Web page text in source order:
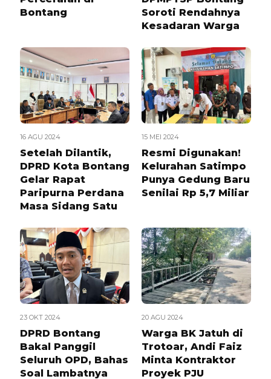
Bontang
Soroti Rendahnya
Kesadaran Warga
16 AGU 2024
Setelah Dilantik,
DPRD Kota Bontang
Gelar Rapat
Paripurna Perdana
Masa Sidang Satu
15 MEI 2024
Resmi Digunakan!
Kelurahan Satimpo
Punya Gedung Baru
Senilai Rp 5,7 Miliar
23 OKT 2024
DPRD Bontang
Bakal Panggil
Seluruh OPD, Bahas
Soal Lambatnya
20 AGU 2024
Warga BK Jatuh di
Trotoar, Andi Faiz
Minta Kontraktor
Proyek PJU